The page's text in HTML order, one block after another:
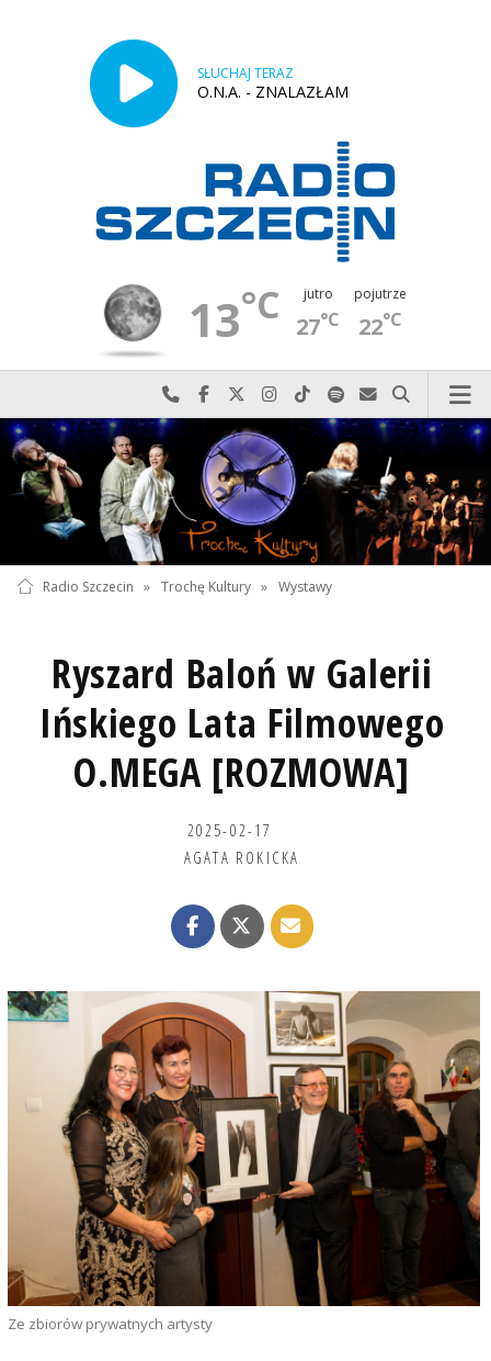
SŁUCHAJ TERAZ
O.N.A. - ZNALAZŁAM
13°C jutro
27°C
pojutrze
22°C
Najlepiej po prostu do nas zadzwoń
Odwiedź nas na Facebook-u
Odwiedź nas na X
Odwiedź nas na Instagram-ie
Odwiedź nas na TikTok-u
Szukaj nas na Spotify
Wyślij do nas
Szukaj
Radio Szczecin » Trochę Kultury » Wystawy
Ryszard Baloń w Galerii
Ińskiego Lata Filmowego
O.MEGA [ROZMOWA]
2025-02-17
AGATA ROKICKA
Ze zbiorów prywatnych artysty